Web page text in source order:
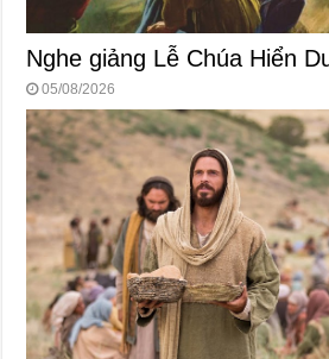
Nghe giảng Lễ Chúa Hiển
05/08/2026